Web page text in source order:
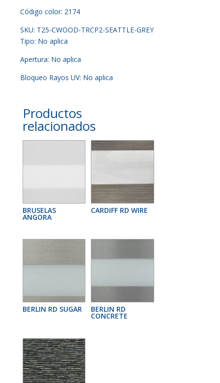
Código color: 2174
SKU: T25-CWOOD-TRCP2-SEATTLE-GREY
Tipo: No aplica
Apertura: No aplica
Bloqueo Rayos UV: No aplica
Productos
relacionados
BRUSELAS
ANGORA
CARDIFF RD WIRE
BERLIN RD SUGAR BERLIN RD
CONCRETE